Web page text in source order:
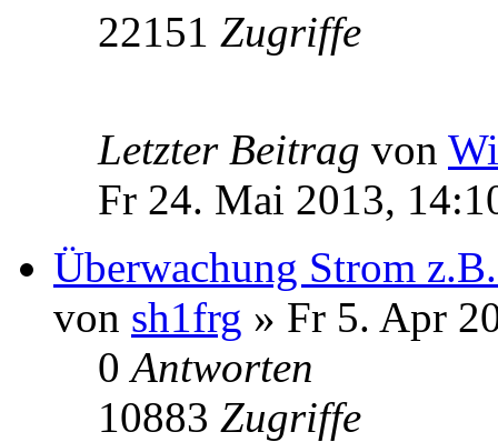
22151 Zugriffe
Letzter Beitrag von
Fr 24. Mai 2013,
Überwachung Strom
von sh1frg » Fr 5. Apr
0Antworten
10883 Zugriffe